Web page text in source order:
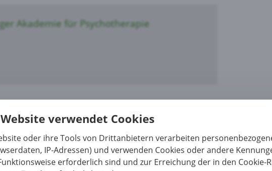
Akademie für Psychotherapie
Institut für Verhaltenstherapie,
Verhaltensmedizin und Sexuologie
verwendet Cookies
oder ihre Tools von Drittanbietern verarbeiten
IP-Adressen) und verwenden Cookies oder andere
erforderlich sind und zur Erreichung der in den Cookie-